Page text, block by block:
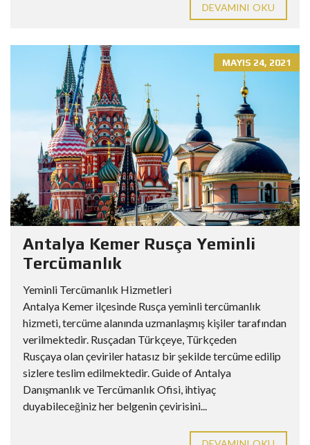
DEVAMINI OKU
MAYIS 24, 2021
Antalya Kemer Rusça Yeminli
Tercümanlık
Yeminli Tercümanlık Hizmetleri
Antalya Kemer ilçesinde Rusça yeminli tercümanlık
hizmeti, tercüme alanında uzmanlaşmış kişiler tarafından
verilmektedir. Rusçadan Türkçeye, Türkçeden
Rusçaya olan çeviriler hatasız bir şekilde tercüme edilip
sizlere teslim edilmektedir. Guide of Antalya
Danışmanlık ve Tercümanlık Ofisi, ihtiyaç
duyabileceğiniz her belgenin çevirisini...